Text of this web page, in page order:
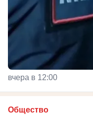
вчера в 12:00
Общество